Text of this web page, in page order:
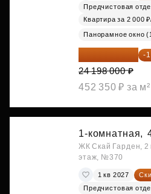
Предчистовая
Квартира за 2 000
Панорамное окно
20 084 340 ₽ -
24 198 000 ₽
452 350 ₽ за м²
1-комнатная,
ЖК Скай Гарден, 2
этаж, №370
1 кв 2027
Предчистовая